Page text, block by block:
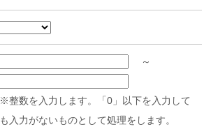
～
※整数を入力します。「0」以下を入力して
も入力がないものとして処理をします。